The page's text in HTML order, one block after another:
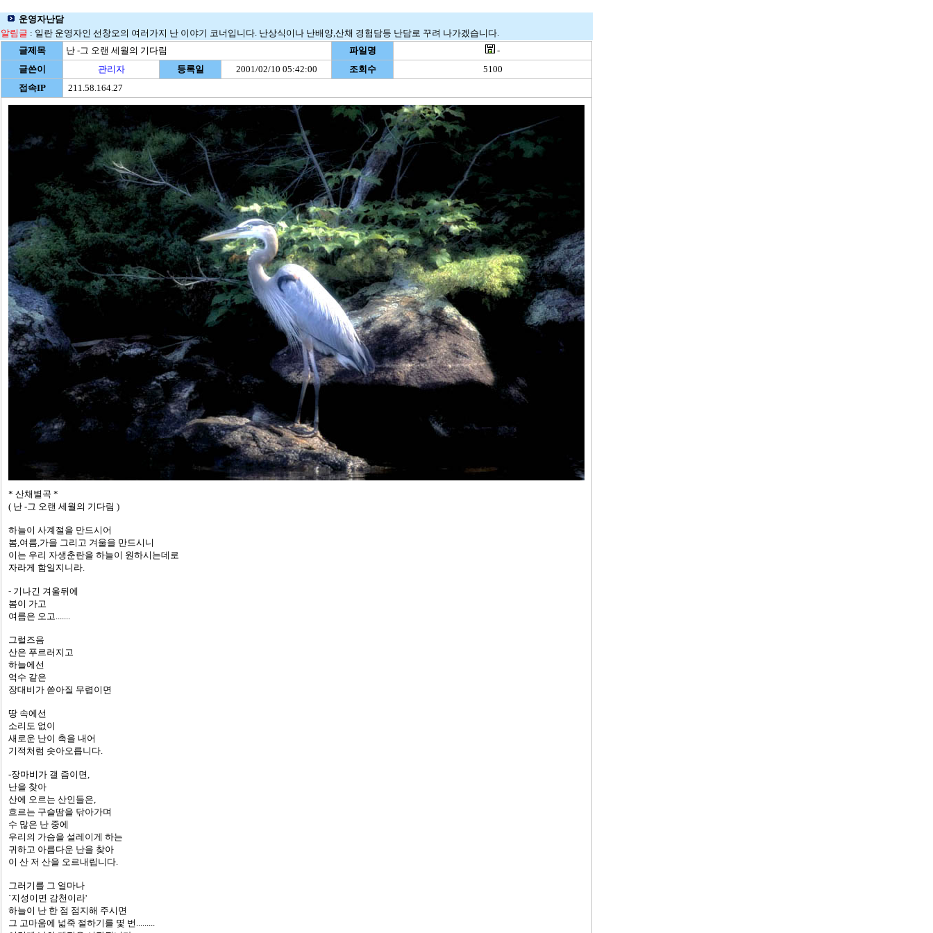
운영자난담
알림글 : 일란 운영자인 선창오의 여러가지 난 이야기 코너입니다. 난상식이나 난배양,산채 경험담등 난담로 꾸려 나가겠습니다.
글제목
난 -그 오랜 세월의 기다림 파일명
-
글쓴이
관리자 등록일 2001/02/10 05:42:00 조회수
5100
접속IP
211.58.164.27
* 산채별곡 *
( 난 -그 오랜 세월의 기다림 )
하늘이 사계절을 만드시어
봄,여름,가을 그리고 겨울을 만드시니
이는 우리 자생춘란을 하늘이 원하시는데로
자라게 함일지니라.
- 기나긴 겨울뒤에
봄이 가고
여름은 오고.......
그럴즈음
산은 푸르러지고
하늘에선
억수 같은
장대비가 쏟아질 무렵이면
땅 속에선
소리도 없이
새로운 난이 촉을 내어
기적처럼 솟아오릅니다.
-장마비가 갤 즘이면,
난을 찾아
산에 오르는 산인들은,
흐르는 구슬땀을 닦아가며
수 많은 난 중에
우리의 가슴을 설레이게 하는
귀하고 아름다운 난을 찾아
이 산 저 산을 오르내립니다.
그러기를 그 얼마나
`지성이면 감천이라'
하늘이 난 한 점 점지해 주시면
그 고마움에 넓죽 절하기를 몇 번.........